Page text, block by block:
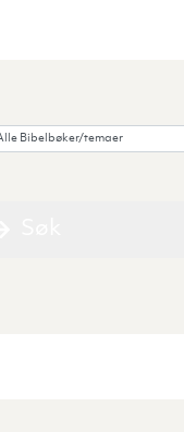
Bibelbok/tema